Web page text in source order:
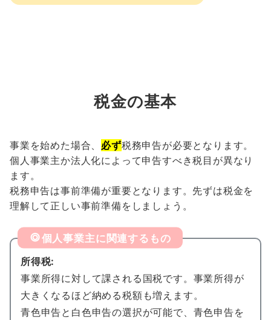
税金の基本
事業を始めた場合、 必ず税務申告が必要となります。
個人事業主か法人化によって申告すべき税目が異なり
ます。
税務申告は事前準備が重要となります。先ずは税金を
理解して正しい事前準備をしましょう。
個人事業主に関連するもの
所得税:
事業所得に対して課される国税です。事業所得が
大きくなるほど納める税額も増えます。
青色申告と白色申告の選択が可能で、青色申告を